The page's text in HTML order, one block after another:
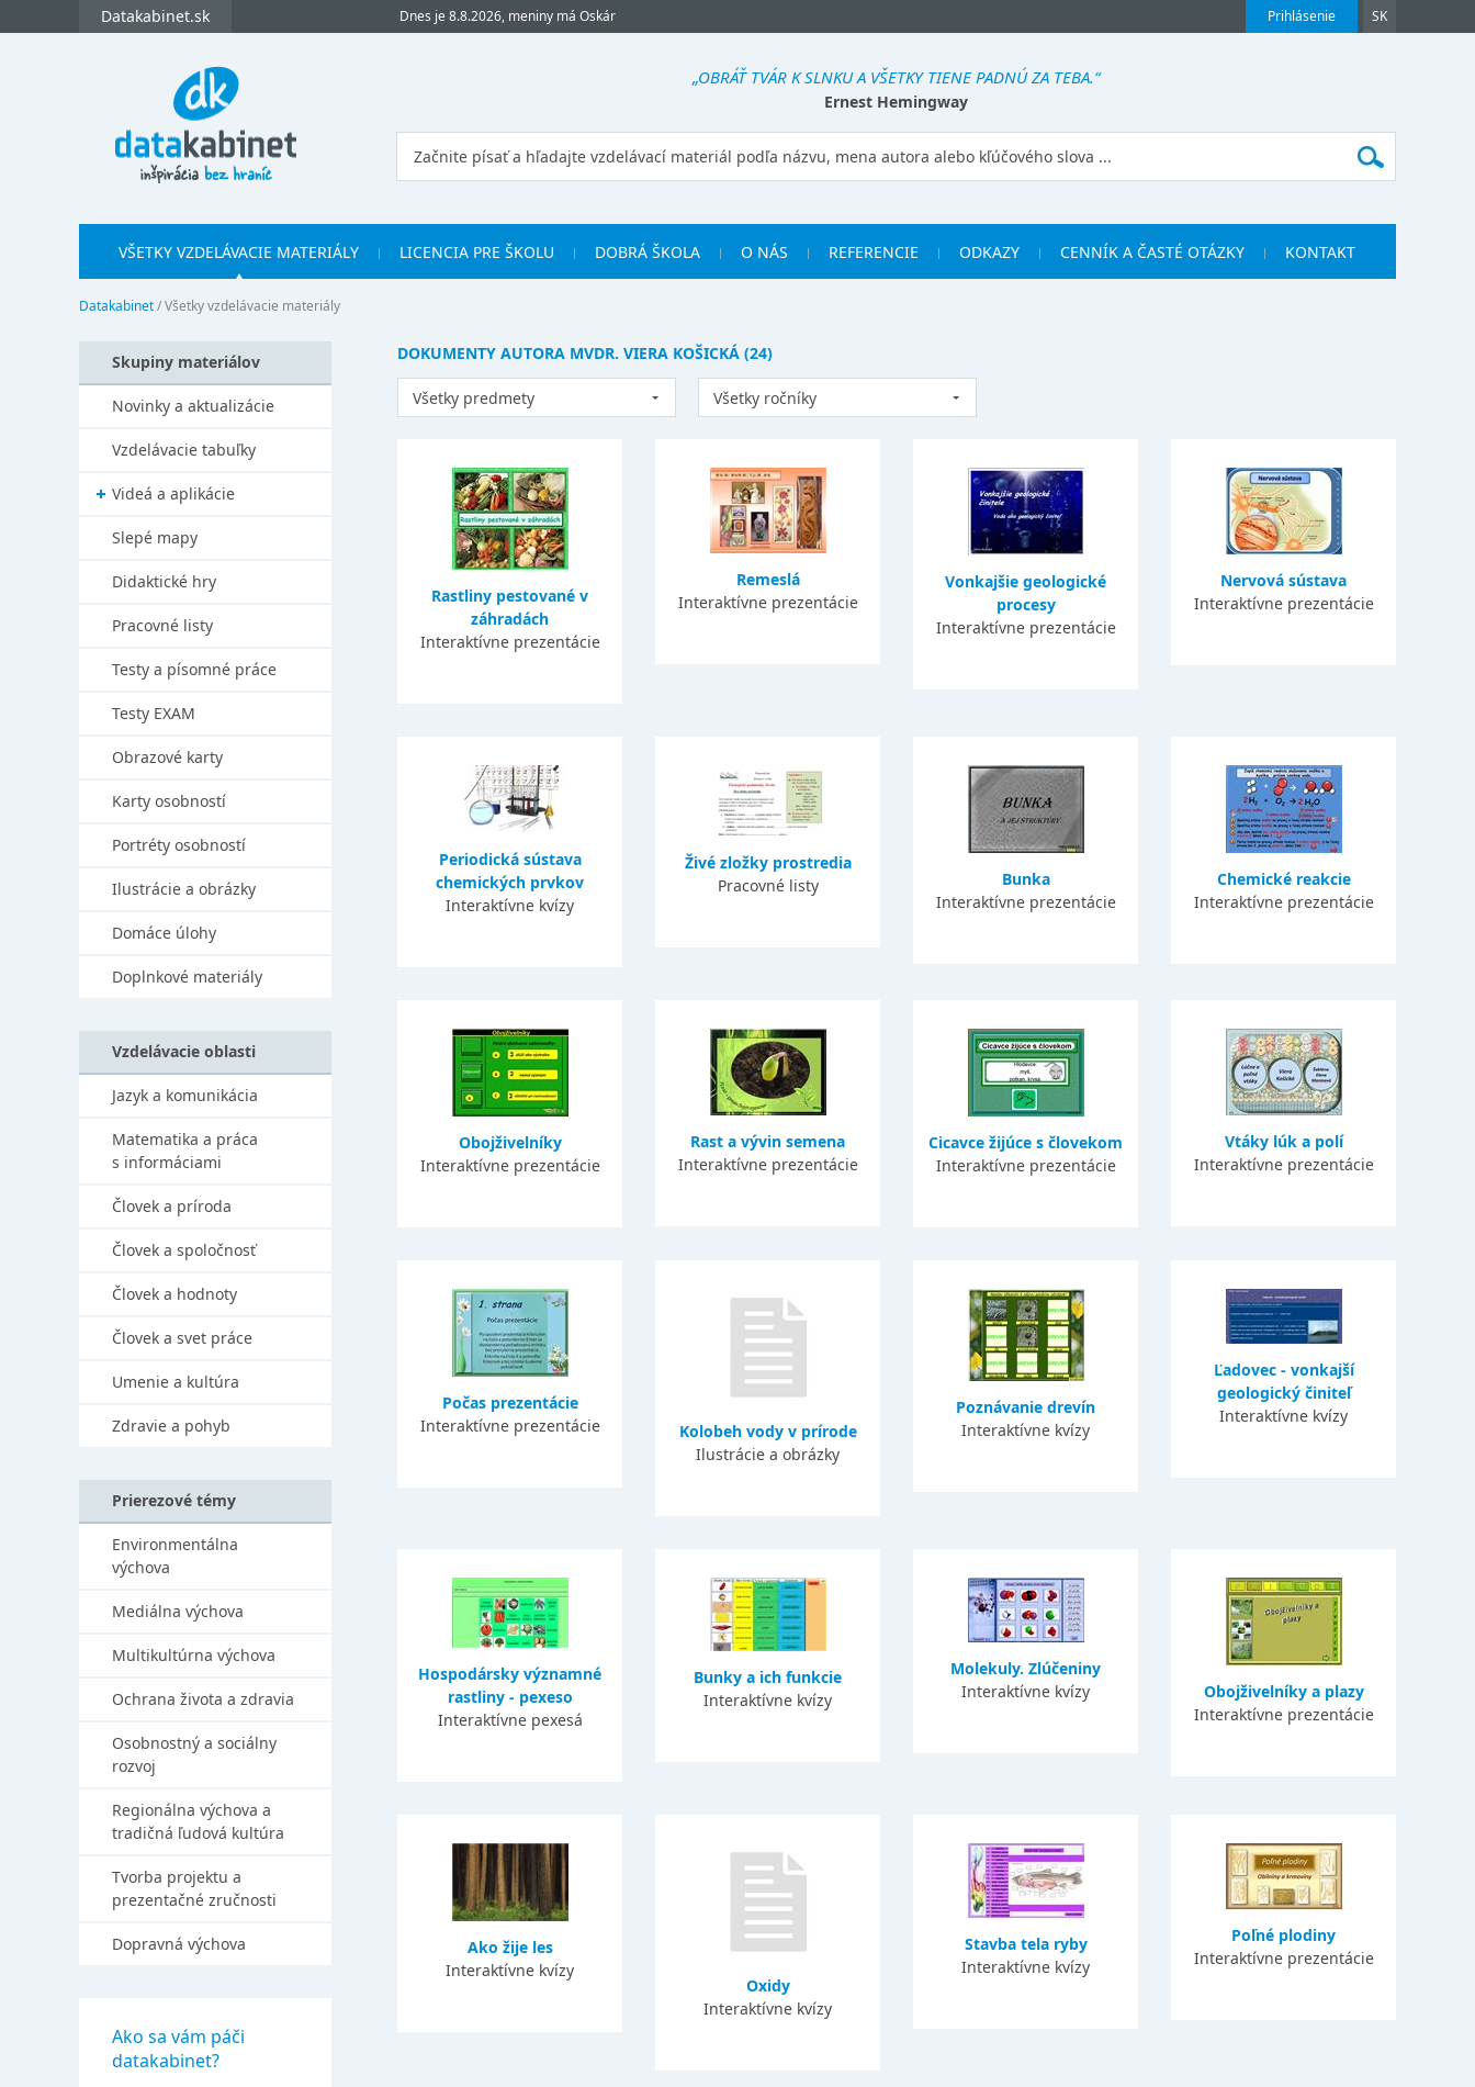
Prihlásenie SK
Datakabinet.sk Dnes je 8.8.2026, meniny má Oskár
„OBRÁŤ TVÁR K SLNKU A VŠETKY TIENE PADNÚ ZA TEBA.“
Ernest Hemingway
VŠETKY VZDELÁVACIE MATERIÁLY LICENCIA PRE ŠKOLU DOBRÁ ŠKOLA O NÁS REFERENCIE ODKAZY CENNÍK A ČASTÉ OTÁZKY KONTAKT
Datakabinet/Všetky vzdelávacie materiály
DOKUMENTY AUTORA MVDR. VIERA KOŠICKÁ (24)
Všetky predmety Všetky ročníky
Rastliny pestované v
záhradách
Interaktívne prezentácie
Remeslá
Interaktívne prezentácie
Vonkajšie geologické
procesy
Interaktívne prezentácie
Nervová sústava
Interaktívne prezentácie
Periodická sústava
chemických prvkov
Interaktívne kvízy
Živé zložky prostredia
Pracovné listy
Bunka
Interaktívne prezentácie
Chemické reakcie
Interaktívne prezentácie
Obojživelníky
Interaktívne prezentácie
Rast a vývin semena
Interaktívne prezentácie
Cicavce žijúce s človekom
Interaktívne prezentácie
Vtáky lúk a polí
Interaktívne prezentácie
Počas prezentácie
Interaktívne prezentácie
Kolobeh vody v prírode
Ilustrácie a obrázky
Poznávanie drevín
Interaktívne kvízy
Ľadovec - vonkajší
geologický činiteľ
Interaktívne kvízy
Hospodársky významné
rastliny - pexeso
Interaktívne pexesá
Bunky a ich funkcie
Interaktívne kvízy
Molekuly. Zlúčeniny
Interaktívne kvízy
Obojživelníky a plazy
Interaktívne prezentácie
Ako žije les
Interaktívne kvízy
Oxidy
Interaktívne kvízy
Stavba tela ryby
Interaktívne kvízy
Poľné plodiny
Interaktívne prezentácie
Skupiny materiálov
Novinky a aktualizácie
Vzdelávacie tabuľky
Videá a aplikácie
Slepé mapy
Didaktické hry
Pracovné listy
Testy a písomné práce
Testy EXAM
Obrazové karty
Karty osobností
Portréty osobností
Ilustrácie a obrázky
Domáce úlohy
Doplnkové materiály
Vzdelávacie oblasti
Jazyk a komunikácia
Matematika a práca
s informáciami
Človek a príroda
Človek a spoločnosť
Človek a hodnoty
Človek a svet práce
Umenie a kultúra
Zdravie a pohyb
Prierezové témy
Environmentálna
výchova
Mediálna výchova
Multikultúrna výchova
Ochrana života a zdravia
Osobnostný a sociálny
rozvoj
Regionálna výchova a
tradičná ľudová kultúra
Tvorba projektu a
prezentačné zručnosti
Dopravná výchova
Ako sa vám páči
datakabinet?